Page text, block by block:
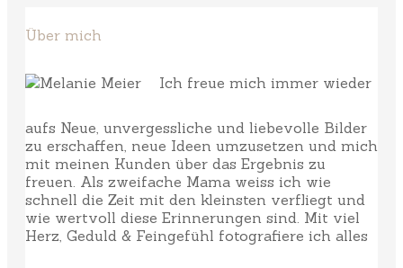
Über mich
Ich freue mich immer wieder
aufs Neue, unvergessliche und liebevolle Bilder
zu erschaffen, neue Ideen umzusetzen und mich
mit meinen Kunden über das Ergebnis zu
freuen. Als zweifache Mama weiss ich wie
schnell die Zeit mit den kleinsten verfliegt und
wie wertvoll diese Erinnerungen sind. Mit viel
Herz, Geduld & Feingefühl fotografiere ich alles